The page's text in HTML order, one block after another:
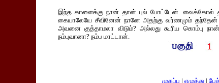
இந்த காளைக்கு நான் தான் புல் போட்டேன்.
கையாலேயே சீவினேன் நானே அதற்கு வர்ணமும்
அவனை குத்தாமலா விடும்? அல்லது கூரிய கொம்பு
நம்புவானா? நம்ப மாட்டான்.
முகப்பு | எழுத்து |